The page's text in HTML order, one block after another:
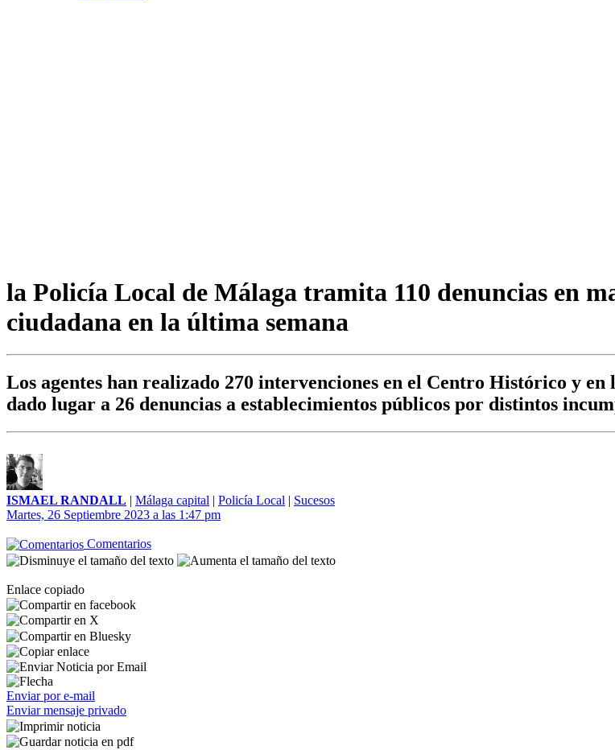
la Policía Local de Málaga tramita 110 denuncias en
ciudadana en la última semana
Los agentes han realizado 270 intervenciones en el Centro Histórico y
dado lugar a 26 denuncias a establecimientos públicos por distintos
ISMAEL RANDALL | Málaga capital | Policía Local | Sucesos
Martes, 26 Septiembre 2023 a las 1:47 pm
Comentarios
Enlace copiado
Enviar por e-mail
Enviar mensaje privado